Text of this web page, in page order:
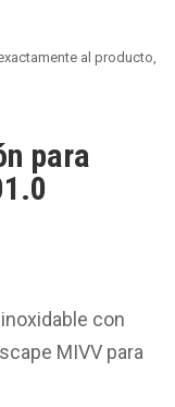
al producto,
para
con
MIVV para